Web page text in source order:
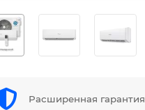
Расширенная гарантия